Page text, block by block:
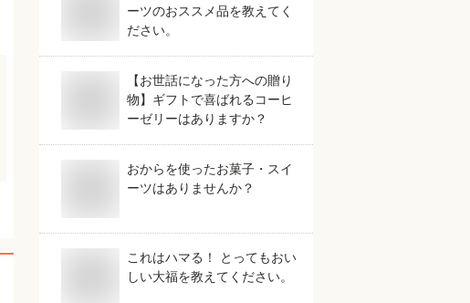
ーツのおススメ品を教えてく
ださい。
【お世話になった方への贈り
物】ギフトで喜ばれるコーヒ
ーゼリーはありますか？
おからを使ったお菓子・スイ
ーツはありませんか？
これはハマる！ とってもおい
しい大福を教えてください。